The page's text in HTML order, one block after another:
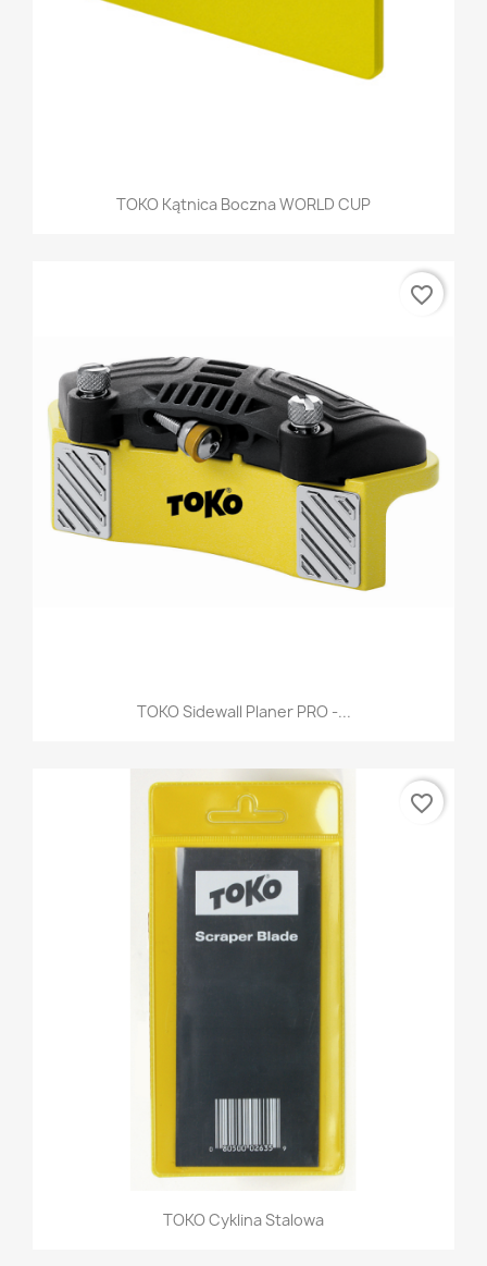
TOKO Kątnica Boczna WORLD CUP
TOKO Sidewall Planer PRO -...
favorite_border
TOKO Cyklina Stalowa
favorite_border